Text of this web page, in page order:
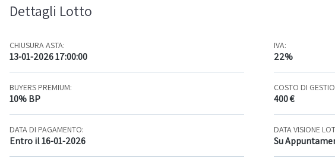
Dettagli Lotto
CHIUSURA ASTA:
13-01-2026 17:00:00
IVA:
22%
BUYERS PREMIUM:
10% BP
COSTO DI
400 €
DATA DI PAGAMENTO:
Entro il 16-01-2026
DATA VISIONE
Su